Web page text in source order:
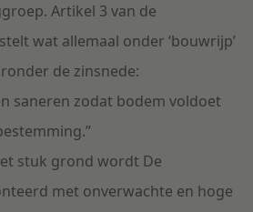
Artikel 3 van de
wat allemaal onder ‘bouwrijp’
de zinsnede:
saneren zodat bodem voldoet
stuk grond wordt De
met onverwachte en hoge